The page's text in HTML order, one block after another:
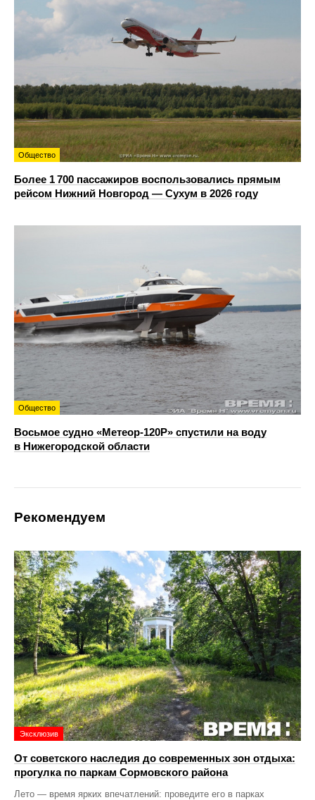
Общество
Более 1 700 пассажиров воспользовались прямым
рейсом Нижний Новгород — Сухум в 2026 году
Общество
Восьмое судно «Метеор-120Р» спустили на воду
в Нижегородской области
Рекомендуем
Эксклюзив
От советского наследия до современных зон отдыха:
прогулка по паркам Сормовского района
Лето — время ярких впечатлений: проведите его в парках